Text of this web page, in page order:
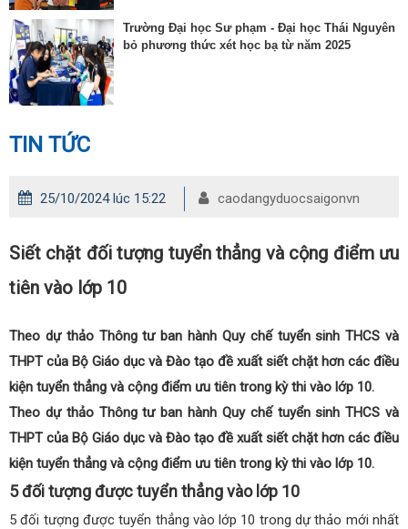
Trường Đại học Sư phạm - Đại học Thái Nguyên
bỏ phương thức xét học bạ từ năm 2025
TIN TỨC
25/10/2024 lúc 15:22 caodangyduocsaigonvn
Siết chặt đối tượng tuyển thẳng và cộng điểm ưu
tiên vào lớp 10
Theo dự thảo Thông tư ban hành Quy chế tuyển sinh THCS và
THPT của Bộ Giáo dục và Đào tạo đề xuất siết chặt hơn các điều
kiện tuyển thẳng và cộng điểm ưu tiên trong kỳ thi vào lớp 10.
Theo dự thảo Thông tư ban hành Quy chế tuyển sinh THCS và
THPT của Bộ Giáo dục và Đào tạo đề xuất siết chặt hơn các điều
kiện tuyển thẳng và cộng điểm ưu tiên trong kỳ thi vào lớp 10.
5 đối tượng được tuyển thẳng vào lớp 10
5 đối tượng được tuyển thẳng vào lớp 10 trong dự thảo mới nhất